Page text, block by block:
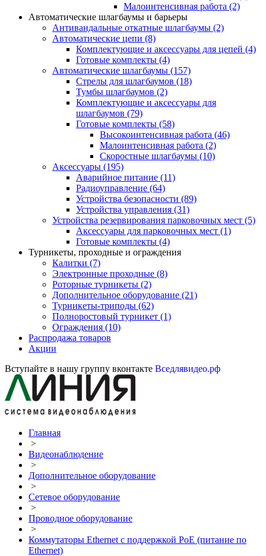
Малоинтенсивная работа (2)
Автоматические шлагбаумы и барьеры
Антивандальные откатные шлагбаумы (2)
Автоматические цепи (8)
Комплектующие и аксессуары для цепей (4)
Готовые комплекты (4)
Автоматические шлагбаумы (157)
Стрелы для шлагбаумов (18)
Тумбы шлагбаумов (2)
Комплектующие и аксессуары для
шлагбаумов (79)
Готовые комплекты (58)
Высокоинтенсивная работа (46)
Малоинтенсивная работа (2)
Скоростные шлагбаумы (10)
Аксессуары (195)
Аварийное питание (11)
Радиоуправление (64)
Устройства безопасности (89)
Устройства управления (31)
Устройства резервирования парковочных мест (5)
Аксессуары для парковочных мест (1)
Готовые комплекты (4)
Турникеты, проходные и ограждения
Калитки (7)
Электронные проходные (8)
Роторные турникеты (2)
Дополнительное оборудование (21)
Турникеты-триподы (62)
Полноростовый турникет (1)
Ограждения (10)
Распродажа товаров
Акции
Вступайте в нашу группу вконтакте Вседлявидео.рф
Главная
>
Видеонаблюдение
>
Дополнительное оборудование
>
Сетевое оборудование
>
Проводное оборудование
>
Коммутаторы Ethernet с поддержкой PoE (питание по
Ethernet)